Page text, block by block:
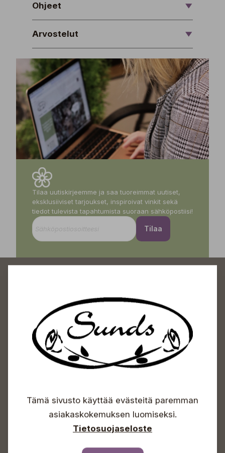
Ohjeet
Arvostelut
Tilaa uutiskirjeemme ja saa tuoreimmat uutiset,
eksklusiiviset tarjoukset, inspiroivat vinkit sekä
tiedot tulevista tapahtumista suoraan sähköpostiisi!
Tilaa
Sundin Puutarhakeskus
Avoinna
Info & vaihde
+358 50 388 9592
Tämä sivusto käyttää evästeitä paremman
asiakaskokemuksen luomiseksi.
Tietosuojaseloste